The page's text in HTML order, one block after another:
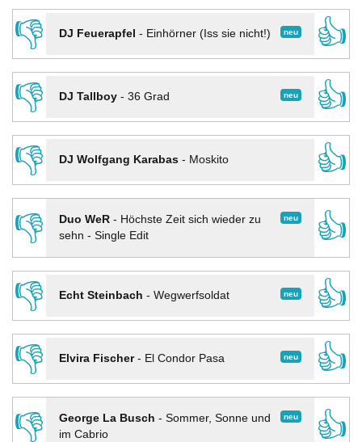
👎
neu
DJ Feuerapfel - Einhörner (Iss sie nicht!)
👍
👎
neu
DJ Tallboy- 36 Grad
👍
👎
DJ Wolfgang Karabas- Moskito
👍
👎
neu
Duo WeR- Höchste Zeit sich wieder zu
sehn - Single Edit
👍
👎
neu
Echt Steinbach - Wegwerfsoldat
👍
👎
neu
Elvira Fischer- El Condor Pasa
👍
👎
neu
George La Busch - Sommer, Sonne und
im Cabrio
👍